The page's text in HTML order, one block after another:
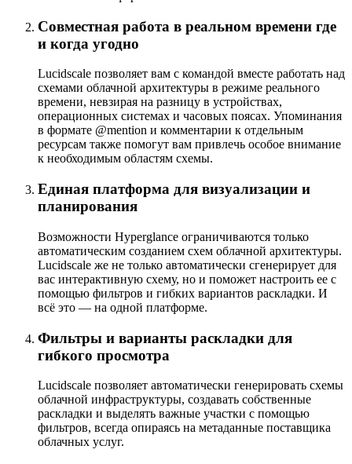
Совместная работа в реальном времени где
и когда угодно
Lucidscale позволяет вам с командой вместе работать над
схемами облачной архитектуры в режиме реального
времени, невзирая на разницу в устройствах,
операционных системах и часовых поясах. Упоминания
в формате @mention и комментарии к отдельным
ресурсам также помогут вам привлечь особое внимание
к необходимым областям схемы.
Единая платформа для визуализации и
планирования
Возможности Hyperglance ограничиваются только
автоматическим созданием схем облачной архитектуры.
Lucidscale же не только автоматически сгенерирует для
вас интерактивную схему, но и поможет настроить ее с
помощью фильтров и гибких вариантов раскладки. И
всё это — на одной платформе.
Фильтры и варианты раскладки для
гибкого просмотра
Lucidscale позволяет автоматически генерировать схемы
облачной инфраструктуры, создавать собственные
раскладки и выделять важные участки с помощью
фильтров, всегда опираясь на метаданные поставщика
облачных услуг.